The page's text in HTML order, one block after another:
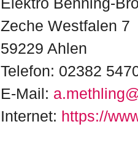
Zeche Westfalen 7
59229 Ahlen
Telefon: 02382
E-Mail:
Internet: https://